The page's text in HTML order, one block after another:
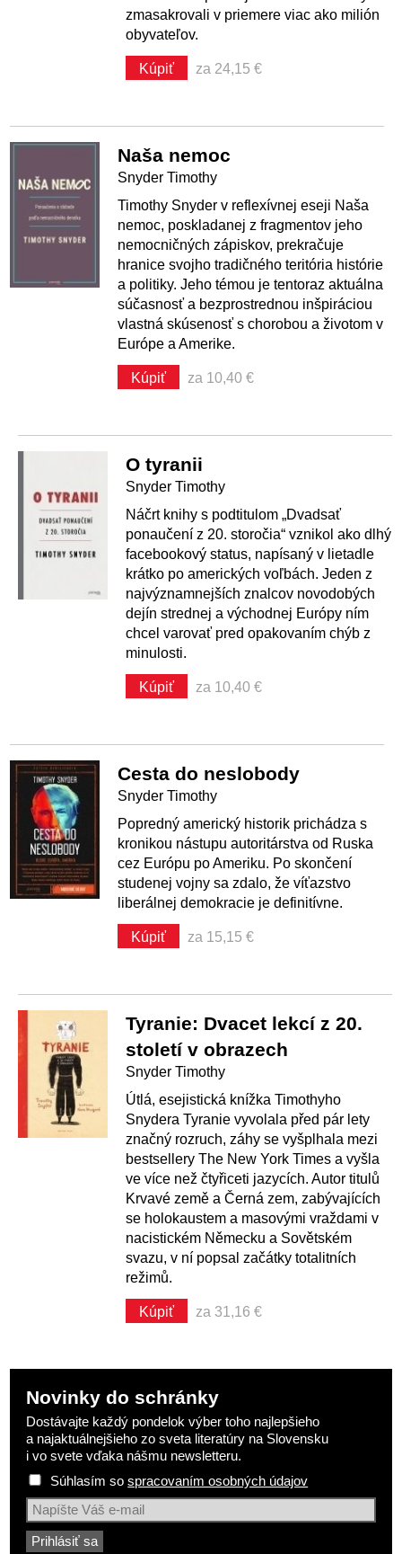
zmasakrovali v priemere viac ako milión
obyvateľov.
Kúpiť za 24,15 €
Naša nemoc
Snyder Timothy
Timothy Snyder v reflexívnej eseji Naša
nemoc, poskladanej z fragmentov jeho
nemocničných zápiskov, prekračuje
hranice svojho tradičného teritória histórie
a politiky. Jeho témou je tentoraz aktuálna
súčasnosť a bezprostrednou inšpiráciou
vlastná skúsenosť s chorobou a životom v
Európe a Amerike.
Kúpiť za 10,40 €
O tyranii
Snyder Timothy
Náčrt knihy s podtitulom „Dvadsať
ponaučení z 20. storočia“ vznikol ako dlhý
facebookový status, napísaný v lietadle
krátko po amerických voľbách. Jeden z
najvýznamnejších znalcov novodobých
dejín strednej a východnej Európy ním
chcel varovať pred opakovaním chýb z
minulosti.
Kúpiť za 10,40 €
Cesta do neslobody
Snyder Timothy
Popredný americký historik prichádza s
kronikou nástupu autoritárstva od Ruska
cez Európu po Ameriku. Po skončení
studenej vojny sa zdalo, že víťazstvo
liberálnej demokracie je definitívne.
Kúpiť za 15,15 €
Tyranie: Dvacet lekcí z 20.
století v obrazech
Snyder Timothy
Útlá, esejistická knížka Timothyho
Snydera Tyranie vyvolala před pár lety
značný rozruch, záhy se vyšplhala mezi
bestsellery The New York Times a vyšla
ve více než čtyřiceti jazycích. Autor titulů
Krvavé země a Černá zem, zabývajících
se holokaustem a masovými vraždami v
nacistickém Německu a Sovětském
svazu, v ní popsal začátky totalitních
režimů.
Kúpiť za 31,16 €
Novinky do schránky
Dostávajte každý pondelok výber toho najlepšieho
a najaktuálnejšieho zo sveta literatúry na Slovensku
i vo svete vďaka nášmu newsletteru.
Súhlasím sospracovaním osobných údajov